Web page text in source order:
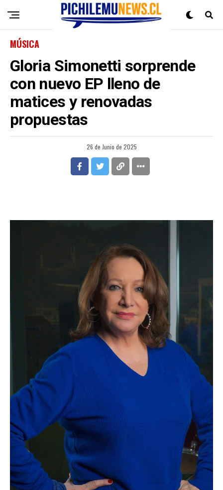
MÚSICA
Gloria Simonetti sorprende
con nuevo EP lleno de
matices y renovadas
propuestas
26 de Junio de 2025